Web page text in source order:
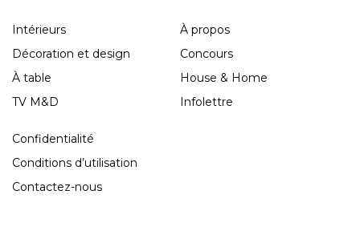
Intérieurs
Décoration et design
À table
TV M&D
À propos
Concours
House & Home
Infolettre
Confidentialité
Conditions d’utilisation
Contactez-nous